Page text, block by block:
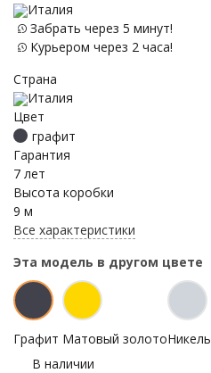
Италия
Забрать через 5 минут!
Курьером через 2 часа!
Страна
Италия
Цвет
графит
Гарантия
7 лет
Высота коробки
9 м
Все характеристики
Эта модель в другом цвете
Графит Матовый золотоНикель
В наличии